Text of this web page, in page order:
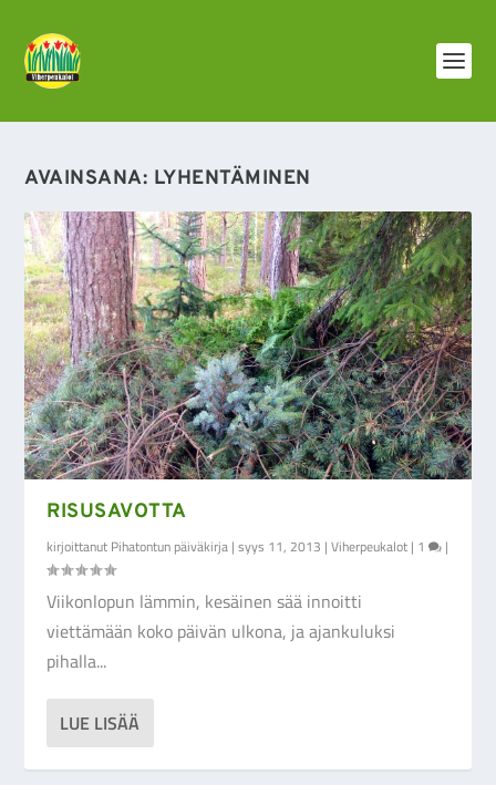
AVAINSANA: LYHENTÄMINEN
RISUSAVOTTA
kirjoittanut Pihatontun päiväkirja |syys 11, 2013 |Viherpeukalot | 1 |
Viikonlopun lämmin, kesäinen sää innoitti
viettämään koko päivän ulkona, ja ajankuluksi
pihalla...
LUE LISÄÄ